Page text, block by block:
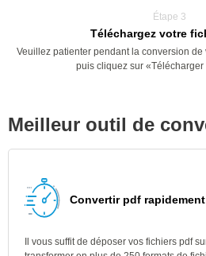
Étape 3
Téléchargez votre
Veuillez patienter pendant la conversion de
puis cliquez sur «Télécharger
Meilleur outil de
Convertir pdf
Il vous suffit de déposer vos fichiers pdf